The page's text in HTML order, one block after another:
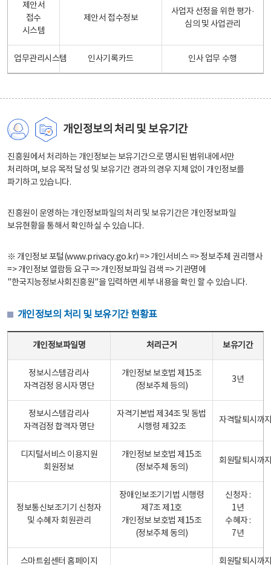
제안서
접수
시스템
제안서 접수정보
사업자 선정을 위한 평가·
심의 및 사업관리
업무관리시스템 인사기록카드 인사 업무 수행
개인정보의 처리 및 보유기간
진흥원에서 처리하는 개인정보는 보유기간으로 명시된 범위내에서만
처리하며, 보유 목적 달성 및 보유기간 경과의 경우 지체 없이 개인정보를
파기하고 있습니다.
진흥원이 운영하는 개인정보파일의 처리 및 보유기간은 개인정보파일
보유현황을 통해서 확인하실 수 있습니다.
※ 개인정보 포털(www.privacy.go.kr) => 개인서비스 => 정보주체 권리행사
=> 개인정보 열람등 요구 => 개인정보파일 검색 => 기관명에
"한국지능정보사회진흥원"을 입력하면 세부 내용을 확인 할 수 있습니다.
개인정보의 처리 및 보유기간 현황표
개인정보파일명 처리근거 보유기간
정보시스템감리사
자격검정 응시자 명단
개인정보 보호법 제15조
(정보주체 등의)
3년
정보시스템감리사
자격검정 합격자 명단
자격기본법 제34조 및 동법
시행령 제32조
자격탈퇴시까
디지털서비스 이용지원
회원정보
개인정보 보호법 제15조
(정보주체 동의)
회원탈퇴시까
정보통신보조기기 신청자
및 수혜자 회원관리
장애인보조기기법 시행령
제7조 제1호
개인정보 보호법 제15조
(정보주체 동의)
신청자 :
1년
수혜자 :
7년
스마트쉼센터 홈페이지
회원탈퇴시까